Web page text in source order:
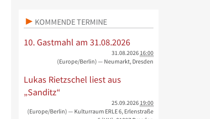
KOMMENDE TERMINE
10. Gastmahl am 31.08.2026
31.08.2026 16:00
(Europe/Berlin) — Neumarkt, Dresden
Lukas Rietzschel liest aus
„Sanditz“
25.09.2026 19:00
(Europe/Berlin) — Kulturraum ERLE 6, Erlenstraße